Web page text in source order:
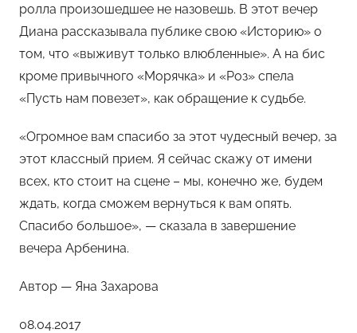
ролла произошедшее не назовешь. В этот вечер
Диана рассказывала публике свою «Историю» о
том, что «выживут только влюбленные». А на бис
кроме привычного «Морячка» и «Роз» спела
«Пусть нам повезет», как обращение к судьбе.
«Огромное вам спасибо за этот чудесный вечер, за
этот классный прием. Я сейчас скажу от имени
всех, кто стоит на сцене – мы, конечно же, будем
ждать, когда сможем вернуться к вам опять.
Спасибо большое», — сказала в завершение
вечера Арбенина.
Автор — Яна Захарова
08.04.2017